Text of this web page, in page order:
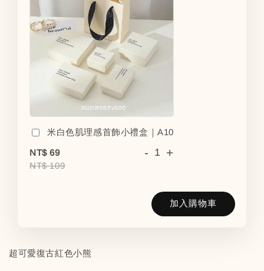
米白色肌理感首飾小禮盒｜A10
NT$ 69
NT$ 109
- +
加入購物車
超可愛復古紅色小熊